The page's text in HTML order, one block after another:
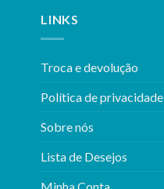
LINKS
Troca e devolução
Política de privacidade
Sobre nós
Lista de Desejos
Minha Conta